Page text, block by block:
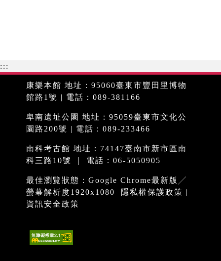
:::
康樂本館 地址：95060臺東市豐田里博物
館路1號 | 電話：089-381166
卑南遺址公園 地址：95059臺東市文化公
園路200號 | 電話：089-233466
南科考古館 地址：74147臺南市新市區南
科三路10號 ｜ 電話：06-5050905
最佳瀏覽狀態：Google Chrome最新版╱
螢幕解析度1920x1080
隱私權保護政策 |
資訊安全政策